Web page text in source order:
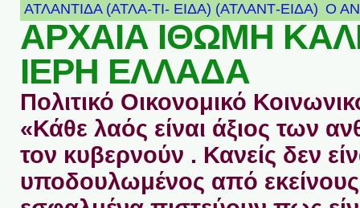
ΑΤΛΑΝΤΊΔΑ (ΑΤΛΑ-ΤΙ- ΕΙΔΑ) (ΑΤΛΑΝΤ-ΕΙΔΑ) Ο
ΑΡΧΑΙΑ ΙΘΩΜΗ
ΙΕΡΗ ΕΛΛΑΔΑ
Πολιτικό Οικονομικό
«Κάθε λαός είναι άξιος των
τον κυβερνούν . Κανείς δεν
υποδουλωμένος από